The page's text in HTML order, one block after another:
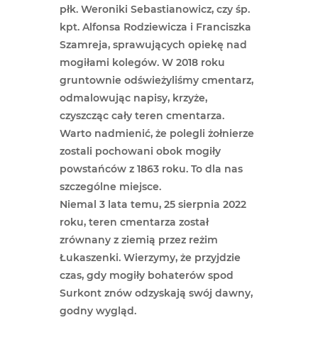
płk. Weroniki Sebastianowicz, czy śp.
kpt. Alfonsa Rodziewicza i Franciszka
Szamreja, sprawujących opiekę nad
mogiłami kolegów. W 2018 roku
gruntownie odświeżyliśmy cmentarz,
odmalowując napisy, krzyże,
czyszcząc cały teren cmentarza.
Warto nadmienić, że polegli żołnierze
zostali pochowani obok mogiły
powstańców z 1863 roku. To dla nas
szczególne miejsce.
Niemal 3 lata temu, 25 sierpnia 2022
roku, teren cmentarza został
zrównany z ziemią przez reżim
Łukaszenki. Wierzymy, że przyjdzie
czas, gdy mogiły bohaterów spod
Surkont znów odzyskają swój dawny,
godny wygląd.